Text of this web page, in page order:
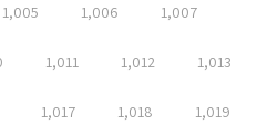
1,005 1,006 1,007
1,011 1,012 1,013
1,017 1,018 1,019